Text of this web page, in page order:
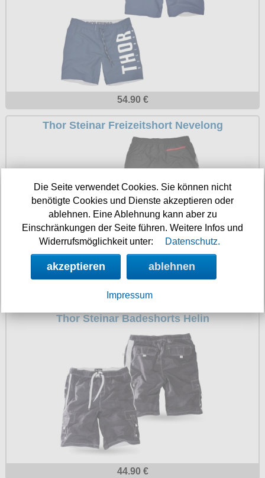
54.90 €
Thor Steinar Freizeitshort Nevelong
59.90 €
Thor Steinar Badeshorts Helin
44.90 €
Die Seite verwendet Cookies. Sie können nicht
benötigte Cookies und Dienste akzeptieren oder
ablehnen. Eine Ablehnung kann aber zu
Einschränkungen der Seite führen. Weitere Infos und
Widerrufsmöglichkeit unter:
Datenschutz.
akzeptieren ablehnen
Impressum